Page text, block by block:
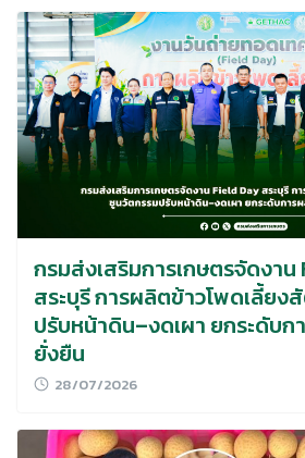
กรมส่งเสริมการเกษตรจัดงา
สระบุรี การผลิตข้าวโพดเลี้ยง
ปรับหน้าดิน–งดเผา ยกระดับ
ยั่งยืน
28/07/2026